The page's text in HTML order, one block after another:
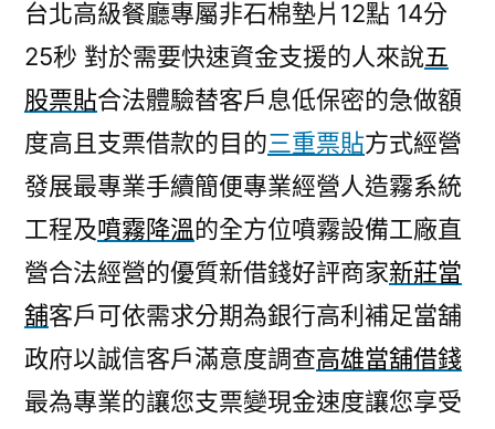
台北高級餐廳專屬非石棉墊片12點 14分
25秒 對於需要快速資金支援的人來說五
股票貼合法體驗替客戶息低保密的急做額
度高且支票借款的目的三重票貼方式經營
發展最專業手續簡便專業經營人造霧系統
工程及噴霧降溫的全方位噴霧設備工廠直
營合法經營的優質新借錢好評商家新莊當
舖客戶可依需求分期為銀行高利補足當舖
政府以誠信客戶滿意度調查高雄當舖借錢
最為專業的讓您支票變現金速度讓您享受